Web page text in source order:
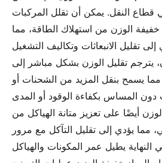
قطاع النقل. يمكن أن تقلل المركبات
الوزن من استهلاك الطاقة، مما
يترجم تقليل الوزن بشكل مباشر إلى
مما يسمح بنقل المزيد من الشحنات أو
أيضًا على تعزيز متانة الهياكل من
مما يؤدي إلى تقليل التآكل مع مرور